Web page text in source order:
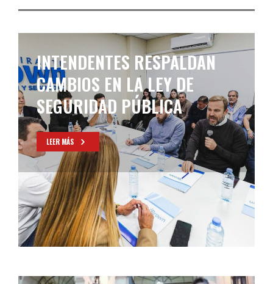
KICILLOF SE REUNIÓ CON
INTENDENTES Y
LEGISLADORES ALINEADOS
EN MDF
LEER MÁS